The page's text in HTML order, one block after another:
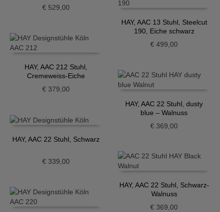
€529,00
HAY, AAC 13 Stuhl, Steelcut
190, Eiche schwarz
€ 499,00
HAY, AAC 212 Stuhl,
Cremeweiss-Eiche
€379,00
HAY, AAC 22 Stuhl, dusty
blue – Walnuss
€ 369,00
HAY, AAC 22 Stuhl, Schwarz
€339,00
HAY, AAC 22 Stuhl, Schwarz-
Walnuss
€ 369,00